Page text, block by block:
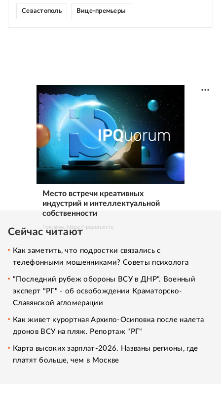
Севастополь Вице-премьеры
Место встречи креативных
индустрий и интеллектуальной
собственности
Реклама. https://ipquorum.ru
Сейчас читают
Как заметить, что подростки связались с
телефонными мошенниками? Советы психолога
"Последний рубеж обороны ВСУ в ДНР". Военный
эксперт "РГ" - об освобождении Краматорско-
Славянской агломерации
Как живет курортная Архипо-Осиповка после налета
дронов ВСУ на пляж. Репортаж "РГ"
Карта высоких зарплат-2026. Названы регионы, где
платят больше, чем в Москве